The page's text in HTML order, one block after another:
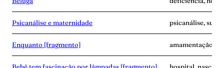
Psicanálise e maternidade psicanálise,
Enquanto [fragmento] amamentação,